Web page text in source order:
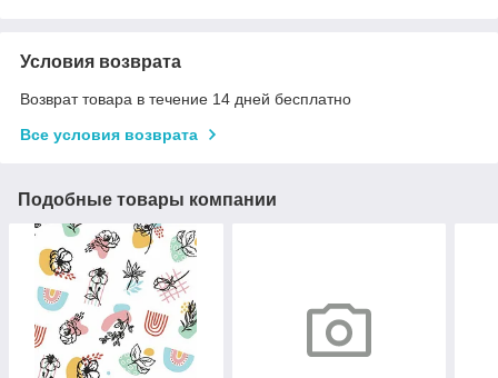
Условия возврата
Возврат товара в течение 14 дней бесплатно
Все условия возврата
Подобные товары компании